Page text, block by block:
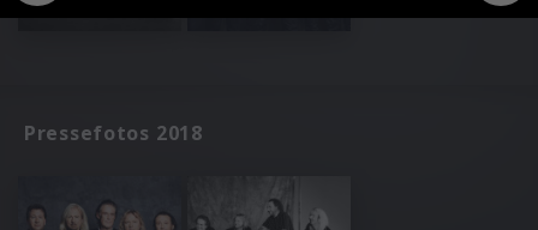
Pressefotos 2018